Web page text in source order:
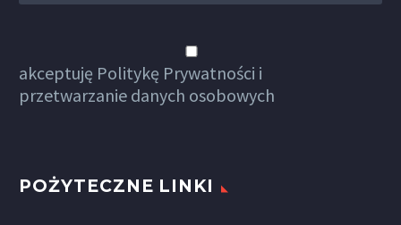
akceptuję Politykę Prywatności i
przetwarzanie danych osobowych
POŻYTECZNE LINKI